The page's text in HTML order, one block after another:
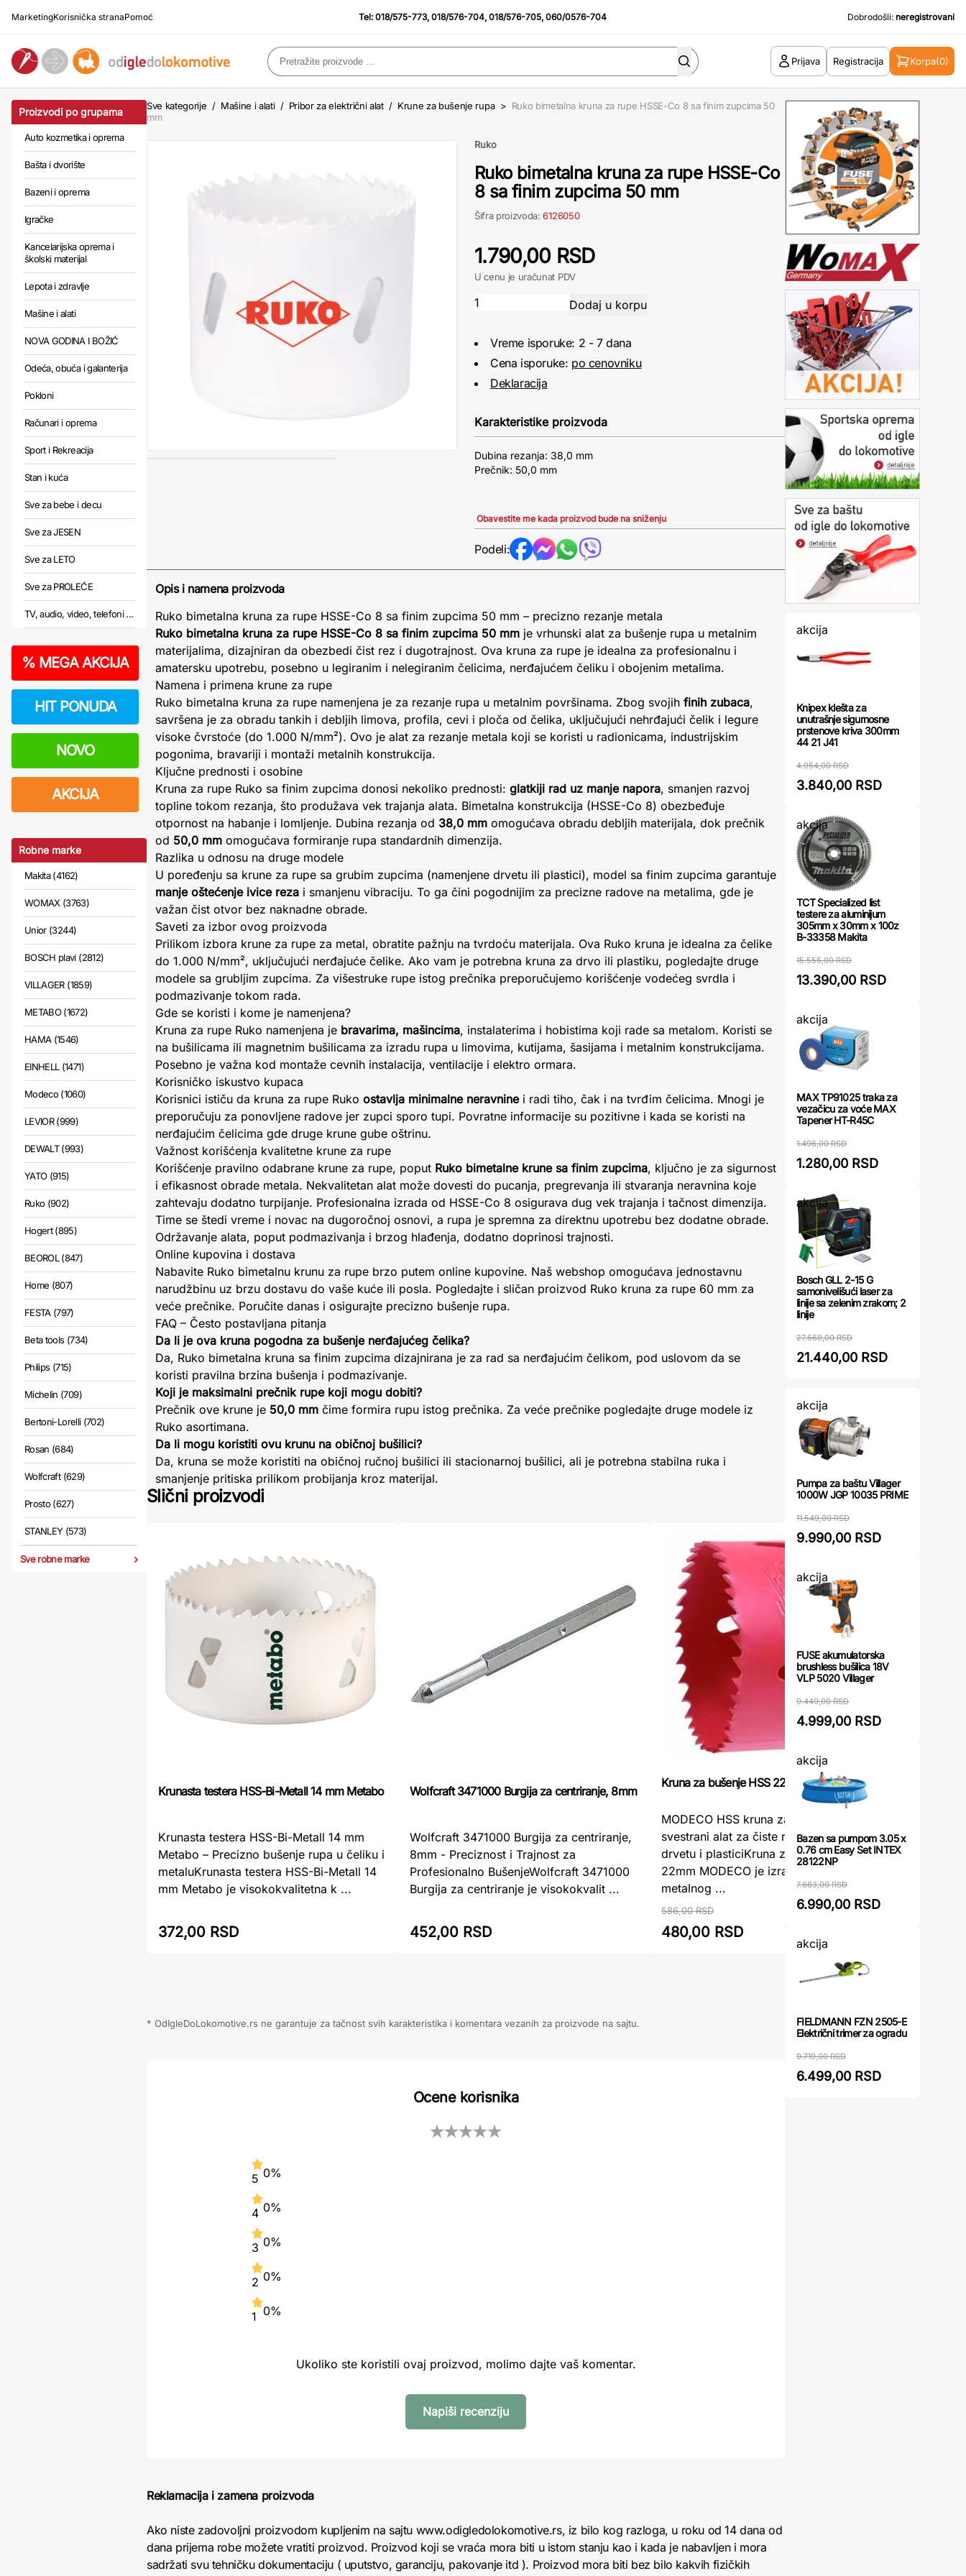
MarketingKorisnička stranaPomoć Tel:018/575-773,018/576-704,018/576-705,060/0576-704 Dobrodošli: neregistrovani
Prijava Registracija Korpa(0)
Proizvodi po grupama
Auto kozmetika i oprema
Bašta i dvorište
Bazeni i oprema
Igračke
Kancelarijska oprema i
školski materijal
Lepota i zdravlje
Mašine i alati
NOVA GODINA I BOŽIĆ
Odeća, obuća i galanterija
Pokloni
Računari i oprema
Sport i Rekreacija
Stan i kuća
Sve za bebe i decu
Sve za JESEN
Sve za LETO
Sve za PROLEĆE
TV, audio, video, telefoni ...
% MEGA AKCIJA
HIT PONUDA
NOVO
AKCIJA
Robne marke
Makita (4162)
WOMAX (3763)
Unior (3244)
BOSCH plavi (2812)
VILLAGER (1859)
METABO (1672)
HAMA (1546)
EINHELL (1471)
Modeco (1060)
LEVIOR (999)
DEWALT (993)
YATO (915)
Ruko (902)
Hogert (895)
BEOROL (847)
Home (807)
FESTA (797)
Beta tools (734)
Philips (715)
Michelin (709)
Bertoni-Lorelli (702)
Rosan (684)
Wolfcraft (629)
Prosto (627)
STANLEY (573)
Sve robne marke
Sve kategorije / Mašine i alati / Pribor za električni alat / Krune za bušenje rupa > Ruko bimetalna kruna za rupe HSSE-Co 8 sa finim zupcima 50
mm
Ruko
Ruko bimetalna kruna za rupe HSSE-Co
8 sa finim zupcima 50 mm
Šifra proizvoda:6126050
1.790,00 RSD
U cenu je uračunat PDV
Vreme isporuke: 2 - 7 dana
Cena isporuke: po cenovniku
Deklaracija
Karakteristike proizvoda
Dubina rezanja: 38,0 mm
Prečnik: 50,0 mm
Obavestite me kada proizvod bude na sniženju
Podeli:
Opis i namena proizvoda
Ruko bimetalna kruna za rupe HSSE-Co 8 sa finim zupcima 50 mm – precizno rezanje metala
Ruko bimetalna kruna za rupe HSSE-Co 8 sa finim zupcima 50 mm je vrhunski alat za bušenje rupa u metalnim
materijalima, dizajniran da obezbedi čist rez i dugotrajnost. Ova kruna za rupe je idealna za profesionalnu i
amatersku upotrebu, posebno u legiranim i nelegiranim čelicima, nerđajućem čeliku i obojenim metalima.
Namena i primena krune za rupe
Ruko bimetalna kruna za rupe namenjena je za rezanje rupa u metalnim površinama. Zbog svojih finih zubaca,
savršena je za obradu tankih i debljih limova, profila, cevi i ploča od čelika, uključujući nehrđajući čelik i legure
visoke čvrstoće (do 1.000 N/mm²). Ovo je alat za rezanje metala koji se koristi u radionicama, industrijskim
pogonima, bravariji i montaži metalnih konstrukcija.
Ključne prednosti i osobine
Kruna za rupe Ruko sa finim zupcima donosi nekoliko prednosti: glatkiji rad uz manje napora, smanjen razvoj
topline tokom rezanja, što produžava vek trajanja alata. Bimetalna konstrukcija (HSSE-Co 8) obezbeđuje
otpornost na habanje i lomljenje. Dubina rezanja od 38,0 mm omogućava obradu debljih materijala, dok prečnik
od 50,0 mm omogućava formiranje rupa standardnih dimenzija.
Razlika u odnosu na druge modele
U poređenju sa krune za rupe sa grubim zupcima (namenjene drvetu ili plastici), model sa finim zupcima garantuje
manje oštećenje ivice reza i smanjenu vibraciju. To ga čini pogodnijim za precizne radove na metalima, gde je
važan čist otvor bez naknadne obrade.
Saveti za izbor ovog proizvoda
Prilikom izbora krune za rupe za metal, obratite pažnju na tvrdoću materijala. Ova Ruko kruna je idealna za čelike
do 1.000 N/mm², uključujući nerđajuće čelike. Ako vam je potrebna kruna za drvo ili plastiku, pogledajte druge
modele sa grubljim zupcima. Za višestruke rupe istog prečnika preporučujemo korišćenje vodećeg svrdla i
podmazivanje tokom rada.
Gde se koristi i kome je namenjena?
Kruna za rupe Ruko namenjena je bravarima, mašincima, instalaterima i hobistima koji rade sa metalom. Koristi se
na bušilicama ili magnetnim bušilicama za izradu rupa u limovima, kutijama, šasijama i metalnim konstrukcijama.
Posebno je važna kod montaže cevnih instalacija, ventilacije i elektro ormara.
Korisničko iskustvo kupaca
Korisnici ističu da kruna za rupe Ruko ostavlja minimalne neravninei radi tiho, čak i na tvrđim čelicima. Mnogi je
preporučuju za ponovljene radove jer zupci sporo tupi. Povratne informacije su pozitivne i kada se koristi na
nerđajućim čelicima gde druge krune gube oštrinu.
Važnost korišćenja kvalitetne krune za rupe
Korišćenje pravilno odabrane krune za rupe, poput Ruko bimetalne krune sa finim zupcima, ključno je za sigurnost
i efikasnost obrade metala. Nekvalitetan alat može dovesti do pucanja, pregrevanja ili stvaranja neravnina koje
zahtevaju dodatno turpijanje. Profesionalna izrada od HSSE-Co 8 osigurava dug vek trajanja i tačnost dimenzija.
Time se štedi vreme i novac na dugoročnoj osnovi, a rupa je spremna za direktnu upotrebu bez dodatne obrade.
Održavanje alata, poput podmazivanja i brzog hlađenja, dodatno doprinosi trajnosti.
Online kupovina i dostava
Nabavite Ruko bimetalnu krunu za rupe brzo putem online kupovine. Naš webshop omogućava jednostavnu
narudžbinu uz brzu dostavu do vaše kuće ili posla. Pogledajte i sličan proizvod Ruko kruna za rupe 60 mm za
veće prečnike. Poručite danas i osigurajte precizno bušenje rupa.
FAQ – Često postavljana pitanja
Da li je ova kruna pogodna za bušenje nerđajućeg čelika?
Da, Ruko bimetalna kruna sa finim zupcima dizajnirana je za rad sa nerđajućim čelikom, pod uslovom da se
koristi pravilna brzina bušenja i podmazivanje.
Koji je maksimalni prečnik rupe koji mogu dobiti?
Prečnik ove krune je 50,0 mm čime formira rupu istog prečnika. Za veće prečnike pogledajte druge modele iz
Ruko asortimana.
Da li mogu koristiti ovu krunu na običnoj bušilici?
Da, kruna se može koristiti na običnoj ručnoj bušilici ili stacionarnoj bušilici, ali je potrebna stabilna ruka i
smanjenje pritiska prilikom probijanja kroz materijal.
Slični proizvodi
Krunasta testera HSS-Bi-Metall 14 mm Metabo
Krunasta testera HSS-Bi-Metall 14 mm
Metabo – Precizno bušenje rupa u čeliku i
metaluKrunasta testera HSS-Bi-Metall 14
mm Metabo je visokokvalitetna k ...
372,00 RSD
Wolfcraft 3471000 Burgija za centriranje, 8mm
Wolfcraft 3471000 Burgija za centriranje,
8mm - Preciznost i Trajnost za
Profesionalno BušenjeWolfcraft 3471000
Burgija za centriranje je visokokvalit ...
452,00 RSD
Kruna za bušenje HSS 22mm MODECO
MODECO HSS kruna za bušenje 22mm –
svestrani alat za čiste rupe u metalu,
drvetu i plasticiKruna za bušenje HSS
22mm MODECO je izrađena od bi-
metalnog ...
586,00 RSD
480,00 RSD
* OdIgleDoLokomotive.rs ne garantuje za tačnost svih karakteristika i komentara vezanih za proizvode na sajtu.
Ocene korisnika
5 0%
4 0%
3 0%
2 0%
1 0%
Ukoliko ste koristili ovaj proizvod, molimo dajte vaš komentar.
Napiši recenziju
Reklamacija i zamena proizvoda
Ako niste zadovoljni proizvodom kupljenim na sajtu www.odigledolokomotive.rs, iz bilo kog razloga, u roku od 14 dana od
dana prijema robe možete vratiti proizvod. Proizvod koji se vraća mora biti u istom stanju kao i kada je nabavljen i mora
sadržati svu tehničku dokumentaciju ( uputstvo, garanciju, pakovanje itd ). Proizvod mora biti bez bilo kakvih fizičkih
akcija
Knipex klešta za
unutrašnje sigurnosne
prstenove kriva 300mm
44 21 J41
4.954,00 RSD
3.840,00 RSD
akcija
TCT Specialized list
testere za aluminijum
305mm x 30mm x 100z
B-33358 Makita
15.555,00 RSD
13.390,00 RSD
akcija
MAX TP91025 traka za
vezačicu za voće MAX
Tapener HT-R45C
1.496,00 RSD
1.280,00 RSD
akcija
Bosch GLL 2-15 G
samonivelišući laser za
linije sa zelenim zrakom; 2
linije
27.668,00 RSD
21.440,00 RSD
akcija
Pumpa za baštu Villager
1000W JGP 10035 PRIME
11.549,00 RSD
9.990,00 RSD
akcija
FUSE akumulatorska
brushless bušilica 18V
VLP 5020 Villager
9.449,00 RSD
4.999,00 RSD
akcija
Bazen sa pumpom 3.05 x
0.76 cm Easy Set INTEX
28122NP
7.683,00 RSD
6.990,00 RSD
akcija
FIELDMANN FZN 2505-E
Električni trimer za ogradu
9.719,00 RSD
6.499,00 RSD